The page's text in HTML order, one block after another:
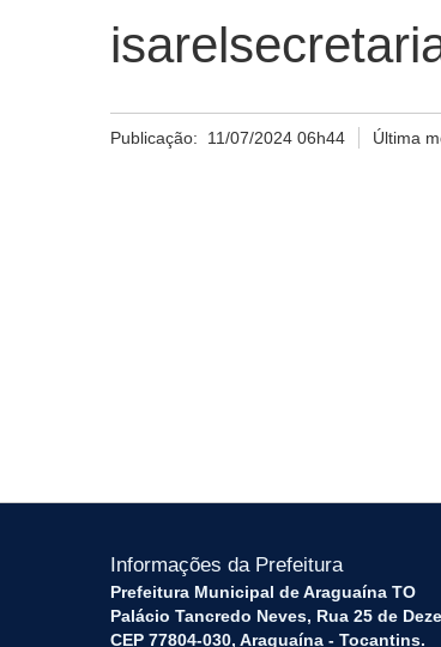
Publicação: 11/07/2024 06h44 Última
Informações da Prefeitura
Prefeitura Municipal de Araguaína TO
Palácio Tancredo Neves, Rua 25 de
CEP 77804-030, Araguaína - Tocantins.